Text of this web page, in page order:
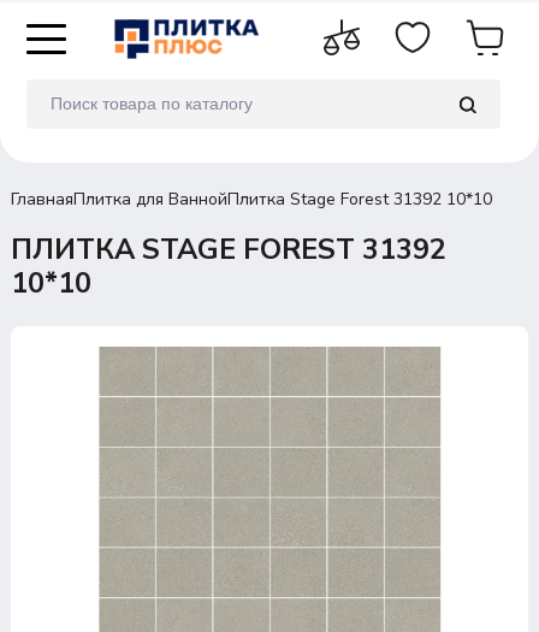
ГлавнаяПлитка для ВаннойПлитка Stage Forest 31392 10*10
ПЛИТКА STAGE FOREST 31392
10*10